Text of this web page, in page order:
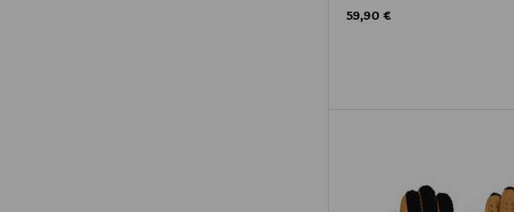
Original Price
59,90 €